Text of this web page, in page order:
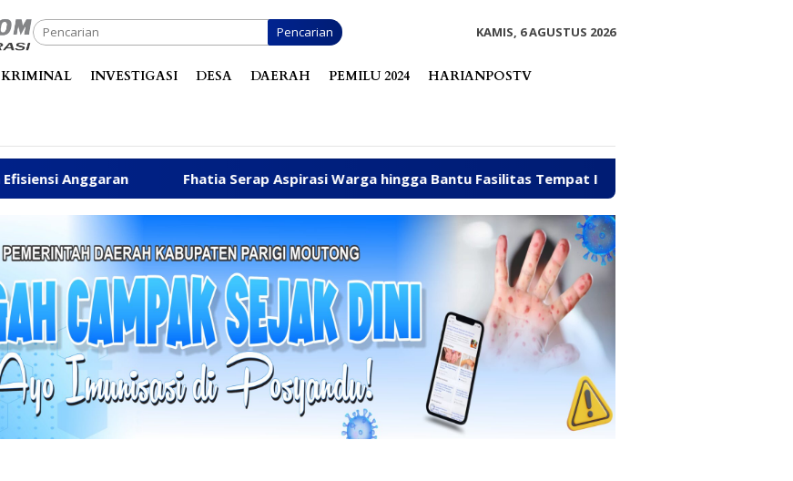
Pencarian KAMIS, 6 AGUSTUS 2026
KRIMINAL INVESTIGASI DESA DAERAH PEMILU 2024 HARIANPOSTV
Fhatia Serap Aspirasi Warga hingga Bantu Fasilitas Tempat Ibadah Pakai Dana Pribadi